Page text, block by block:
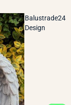
Balustrade24
Design